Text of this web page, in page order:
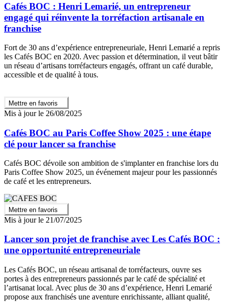
Cafés BOC : Henri Lemarié, un entrepreneur
engagé qui réinvente la torréfaction artisanale en
franchise
Fort de 30 ans d’expérience entrepreneuriale, Henri Lemarié a repris
les Cafés BOC en 2020. Avec passion et détermination, il veut bâtir
un réseau d’artisans torréfacteurs engagés, offrant un café durable,
accessible et de qualité à tous.
Mettre en favoris
Mis à jour le 26/08/2025
Cafés BOC au Paris Coffee Show 2025 : une étape
clé pour lancer sa franchise
Cafés BOC dévoile son ambition de s'implanter en franchise lors du
Paris Coffee Show 2025, un événement majeur pour les passionnés
de café et les entrepreneurs.
Mettre en favoris
Mis à jour le 21/07/2025
Lancer son projet de franchise avec Les Cafés BOC :
une opportunité entrepreneuriale
Les Cafés BOC, un réseau artisanal de torréfacteurs, ouvre ses
portes à des entrepreneurs passionnés par le café de spécialité et
l’artisanat local. Avec plus de 30 ans d’expérience, Henri Lemarié
propose aux franchisés une aventure enrichissante, alliant qualité,